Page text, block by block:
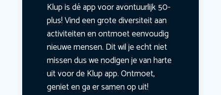
Klup is dé app voor avontuurlijk 50-
plus! Vind een grote diversiteit aan
activiteiten en ontmoet eenvoudig
nieuwe mensen. Dit wil je echt niet
missen dus we nodigen je van harte
uit voor de Klup app. Ontmoet,
geniet en ga er samen op uit!